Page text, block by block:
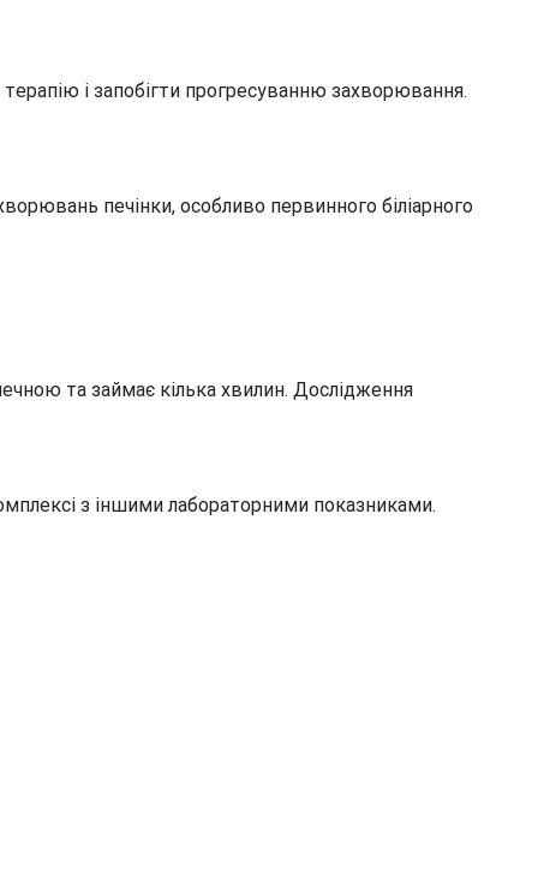
і запобігти прогресуванню захворювання.
печінки, особливо первинного біліарного
та займає кілька хвилин. Дослідження
з іншими лабораторними показниками.